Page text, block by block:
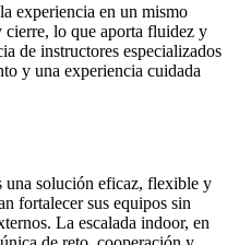
experiencia en un mismo
lo que aporta fluidez y
de instructores especializados
y una experiencia cuidada
una solución eficaz, flexible y
fortalecer sus equipos sin
La escalada indoor, en